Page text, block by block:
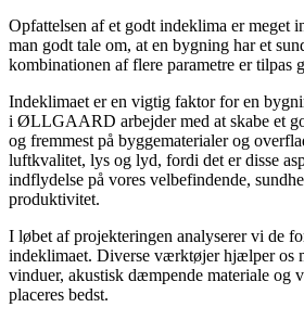
Opfattelsen af et godt indeklima er meget
man godt tale om, at en bygning har et
kombinationen af flere parametre er tilpas
Indeklimaet er en vigtig faktor for en
i ØLLGAARD arbejder med at skabe et
og fremmest på byggematerialer og
luftkvalitet, lys og lyd, fordi det er disse
indflydelse på vores velbefindende,
produktivitet.
I løbet af projekteringen analyserer vi de
indeklimaet. Diverse værktøjer hjælper os
vinduer, akustisk dæmpende materiale og
placeres bedst.